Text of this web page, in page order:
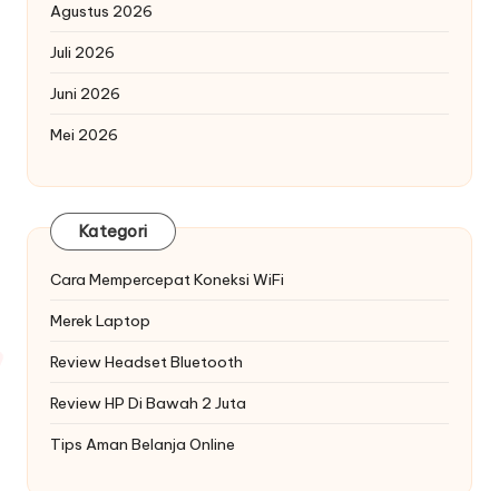
Agustus 2026
Juli 2026
Juni 2026
Mei 2026
Kategori
Cara Mempercepat Koneksi WiFi
Merek Laptop
Review Headset Bluetooth
Review HP Di Bawah 2 Juta
Tips Aman Belanja Online